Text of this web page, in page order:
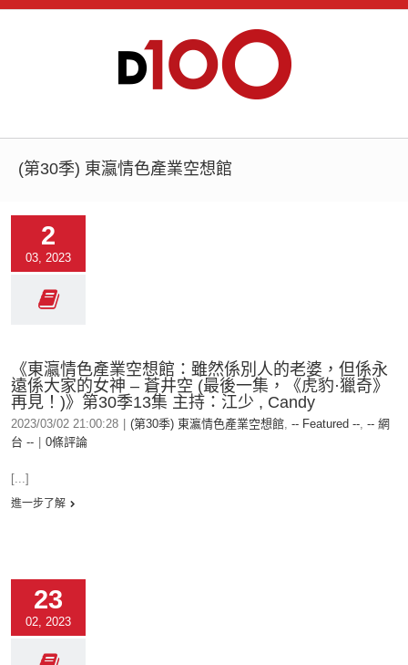
(第30季) 東瀛情色產業空想館
2
03, 2023
《東瀛情色產業空想館：雖然係別人的老婆，但係永
遠係大家的女神 – 蒼井空 (最後一集，《虎豹·獵奇》
再見！)》第30季13集 主持：江少 , Candy
2023/03/02 21:00:28 (第30季) 東瀛情色產業空想館, -- Featured --, -- 網
台 --
0條評論
[...]
進一步了解
23
02, 2023